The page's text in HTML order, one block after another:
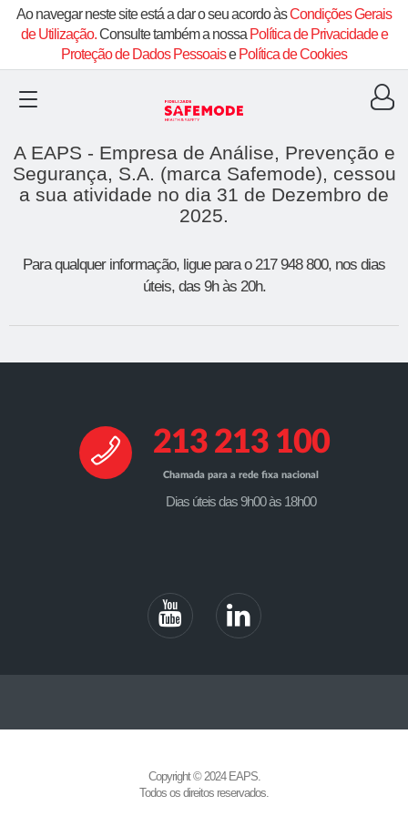
Ao navegar neste site está a dar o seu acordo àsCondições Gerais
de Utilização.Consulte também a nossa Política de Privacidade e
Proteção de Dados Pessoaise Política de Cookies
​​A EAPS - Empresa de Análise, Prevenção e
Segurança, S.A. (marca Safemode), cessou
a sua atividade no dia 31 de Dezembro de
2025.​​​​
Para qualquer informação, ligue para o 217 948 800, nos dias
úteis, das 9h às 20h.
213 213 100
Chamada para a rede fixa nacional
Dias úteis das 9h00 às 18h00
Copyright © 2024 EAPS.
Todos os direitos reservados.